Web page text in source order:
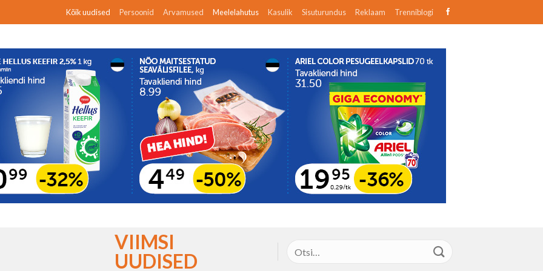
Kõik uudised Persoonid Arvamused Meelelahutus Kasulik Sisuturundus Reklaam Trenniblogi
VIIMSI
UUDISED